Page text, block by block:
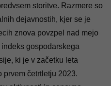
storitve. Razmere so
dejavnostih, kjer se je
znova povzpel nad mejo
gospodarskega
ki je v začetku leta
četrtletju 2023.